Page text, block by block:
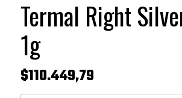
Termal Right
1g
$110.449,79